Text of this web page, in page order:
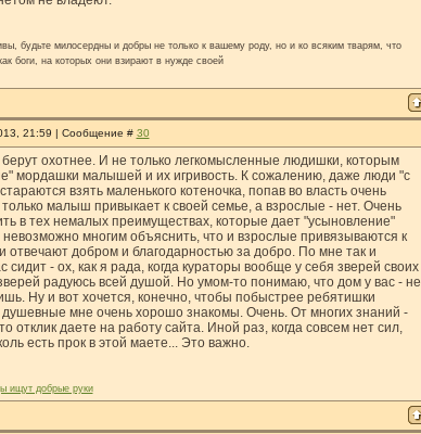
будьте милосердны и добры не только к вашему роду, но и ко всяким тварям, что
боги, на которых они взирают в нужде своей
21:59 | Сообщение # 30
охотнее. И не только легкомысленные людишки, которым
мордашки малышей и их игривость. К сожалению, даже люди "с
взять маленького котеночка, попав во власть очень
только малыш привыкает к своей семье, а взрослые - нет. Очень
в тех немалых преимуществах, которые дает "усыновление"
многим объяснить, что и взрослые привязываются к
отвечают добром и благодарностью за добро. По мне так и
сидит - ох, как я рада, когда кураторы вообще у себя зверей своих
радуюсь всей душой. Но умом-то понимаю, что дом у вас - не
Ну и вот хочется, конечно, чтобы побыстрее ребятишки
мне очень хорошо знакомы. Очень. От многих знаний -
отклик даете на работу сайта. Иной раз, когда совсем нет сил,
есть прок в этой маете... Это важно.
ищут добрые руки